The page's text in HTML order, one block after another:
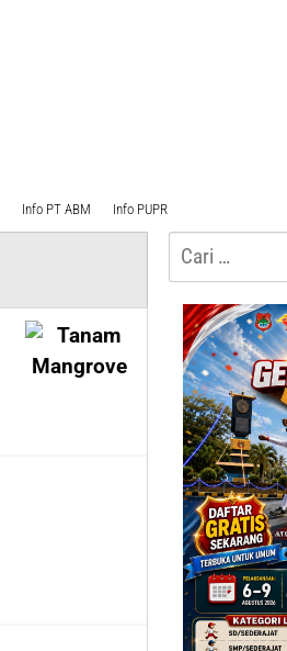
Info PT ABM Info PUPR
Cari
untuk: